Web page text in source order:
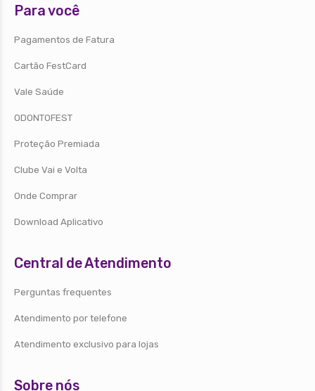
Para você
Pagamentos de Fatura
Cartão FestCard
Vale Saúde
ODONTOFEST
Proteção Premiada
Clube Vai e Volta
Onde Comprar
Download Aplicativo
Central de Atendimento
Perguntas frequentes
Atendimento por telefone
Atendimento exclusivo para lojas
Sobre nós